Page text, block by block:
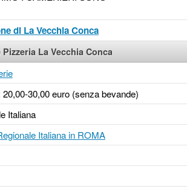
di La Vecchia Conca
La Vecchia Conca
30,00 euro (senza bevande)
Italiana
Italiana in ROMA